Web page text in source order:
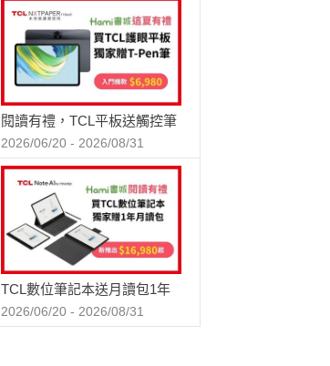
閱讀有禮，TCL平板送觸控筆
2026/06/20 - 2026/08/31
TCL數位筆記本送月讀包1年
2026/06/20 - 2026/08/31